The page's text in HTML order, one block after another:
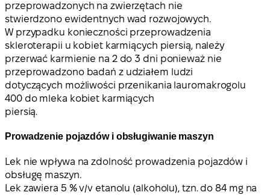
przeprowadzonych na zwierzętach nie
stwierdzono ewidentnych wad rozwojowych.
W przypadku konieczności przeprowadzenia
skleroterapii u kobiet karmiących piersią, należy
przerwać karmienie na 2 do 3 dni ponieważ nie
przeprowadzono badań z udziałem ludzi
dotyczących możliwości przenikania lauromakrogolu
400 do mleka kobiet karmiących
piersią.
Prowadzenie pojazdów i obsługiwanie maszyn
Lek nie wpływa na zdolność prowadzenia pojazdów i
obsługę maszyn.
Lek zawiera 5 % v/v etanolu (alkoholu), tzn. do 84 mg na